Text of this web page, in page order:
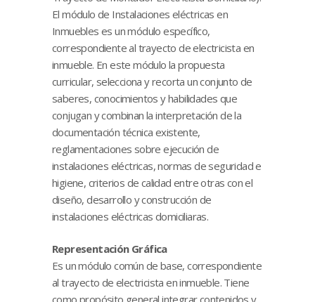
El módulo de Instalaciones eléctricas en
Inmuebles es un módulo específico,
correspondiente al trayecto de electricista en
inmueble. En este módulo la propuesta
curricular, selecciona y recorta un conjunto de
saberes, conocimientos y habilidades que
conjugan y combinan la interpretación de la
documentación técnica existente,
reglamentaciones sobre ejecución de
instalaciones eléctricas, normas de seguridad e
higiene, criterios de calidad entre otras con el
diseño, desarrollo y construcción de
instalaciones eléctricas domiciliaras.
Representación Gráfica
Es un módulo común de base, correspondiente
al trayecto de electricista en inmueble. Tiene